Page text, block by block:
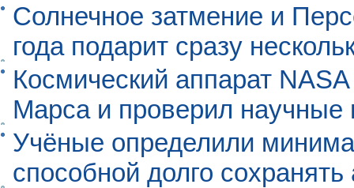
Солнечное затмение и
года подарит сразу
Космический аппарат
Марса и проверил научные
Учёные определили
способной долго